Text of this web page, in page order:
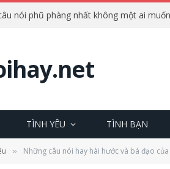
TÌNH YÊU TÌNH BẠN
» Những câu nói hay hài hước và bá đạo